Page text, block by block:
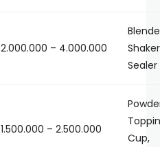
2.000.000 – 4.000.000
Sealer
1.500.000 – 2.500.000
Cup,